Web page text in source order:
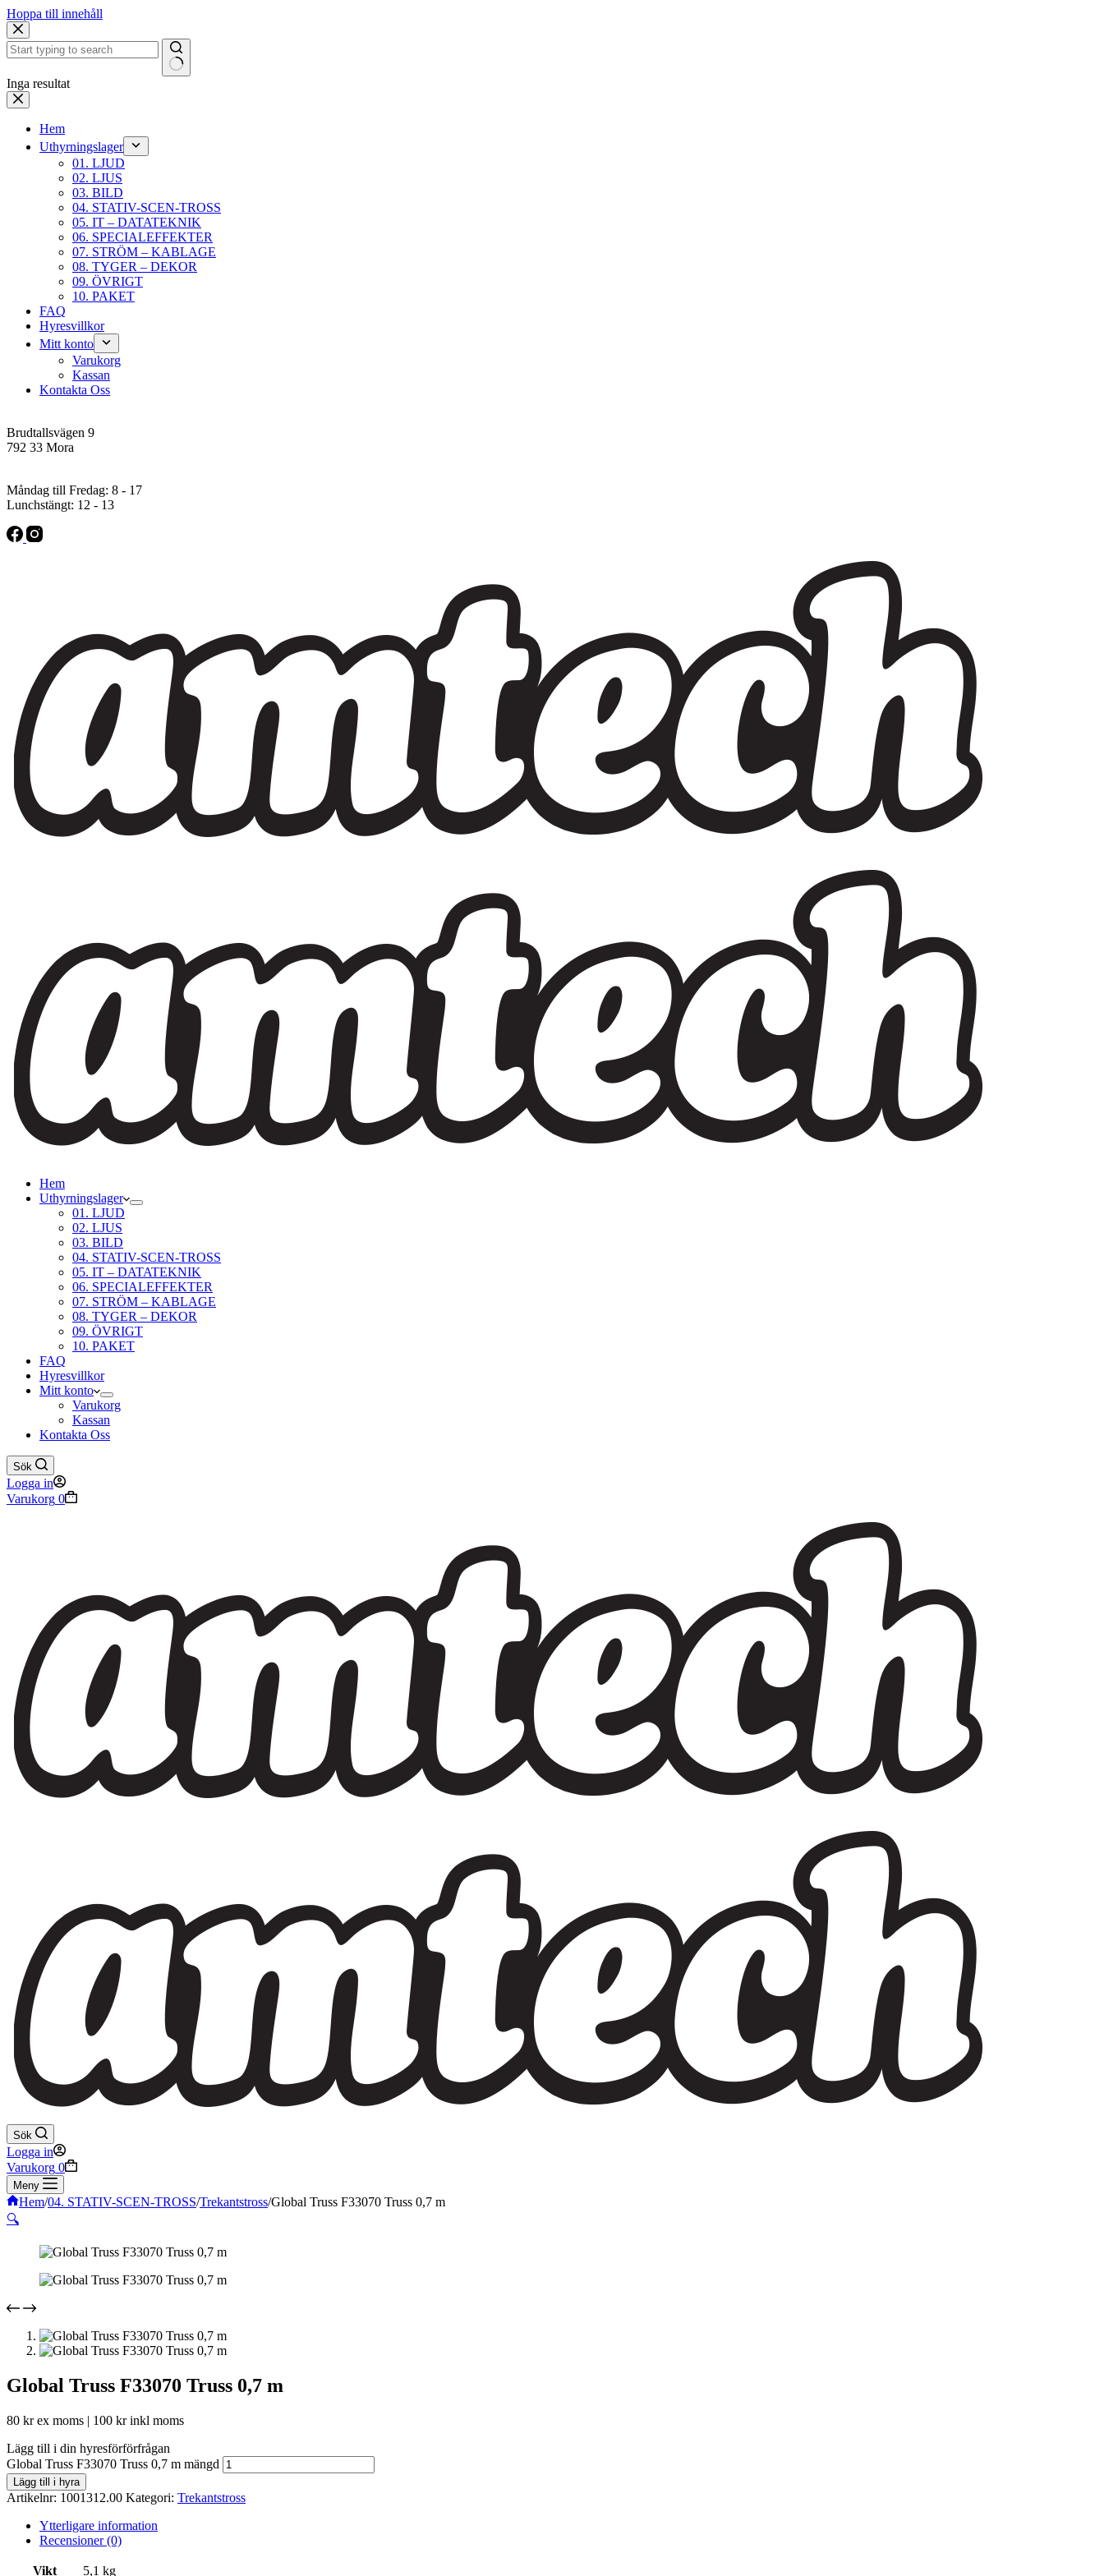
Hoppa till innehåll
Inga resultat
Hem
Uthyrningslager
01. LJUD
02. LJUS
03. BILD
04. STATIV-SCEN-TROSS
05. IT – DATATEKNIK
06. SPECIALEFFEKTER
07. STRÖM – KABLAGE
08. TYGER – DEKOR
09. ÖVRIGT
10. PAKET
FAQ
Hyresvillkor
Mitt konto
Varukorg
Kassan
Kontakta Oss
Brudtallsvägen 9
792 33 Mora
Måndag till Fredag: 8 - 17
Lunchstängt: 12 - 13
Hem
Uthyrningslager
01. LJUD
02. LJUS
03. BILD
04. STATIV-SCEN-TROSS
05. IT – DATATEKNIK
06. SPECIALEFFEKTER
07. STRÖM – KABLAGE
08. TYGER – DEKOR
09. ÖVRIGT
10. PAKET
FAQ
Hyresvillkor
Mitt konto
Varukorg
Kassan
Kontakta Oss
Sök
Logga in
Varukorg 0
Sök
Logga in
Varukorg 0
Meny
Hem/04. STATIV-SCEN-TROSS/Trekantstross/Global Truss F33070 Truss 0,7 m
🔍
Global Truss F33070 Truss 0,7 m
80 krex moms | 100 krinkl moms
Lägg till i din hyresförförfrågan
Global Truss F33070 Truss 0,7 m mängd
Lägg till i hyra
Artikelnr: 1001312.00 Kategori: Trekantstross
Ytterligare information
Recensioner (0)
Vikt 5,1 kg